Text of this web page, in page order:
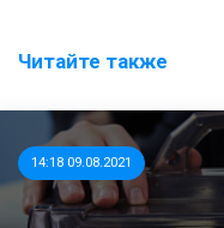
Читайте также
14:18 09.08.2021